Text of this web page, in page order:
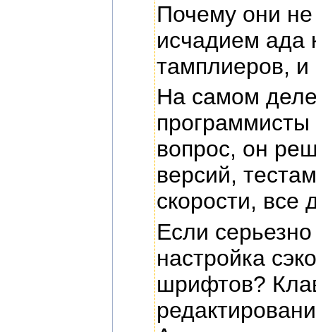
Почему они не
исчадием ада
тамплиеров, и
На самом
вопрос, он
версий,
скорости, все
Если
настройка
шрифтов?